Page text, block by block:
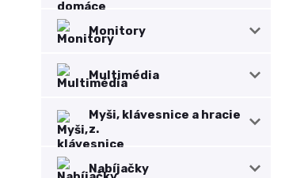
Monitory
Multimédia
Myši, klávesnice a hracie
z.
Nabíjačky